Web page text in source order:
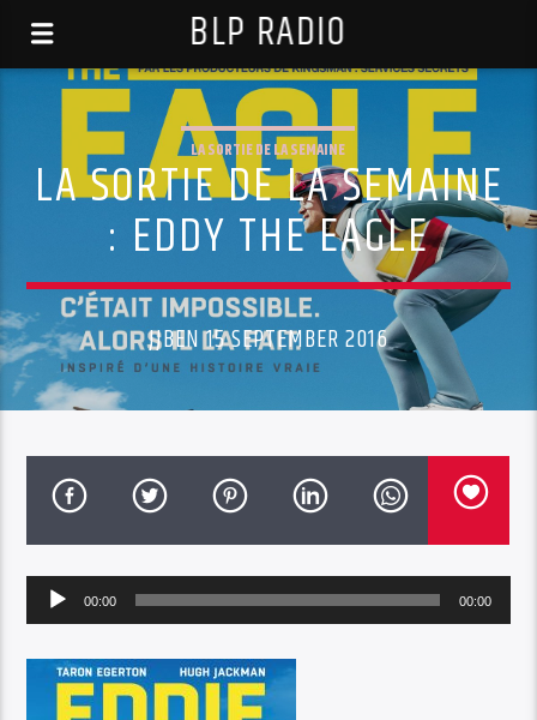
BLP RADIO
LA SORTIE DE LA SEMAINE
LA SORTIE DE LA SEMAINE
: EDDY THE EAGLE
JJBEN 15 SEPTEMBER 2016
Audio
Player
00:00 00:00